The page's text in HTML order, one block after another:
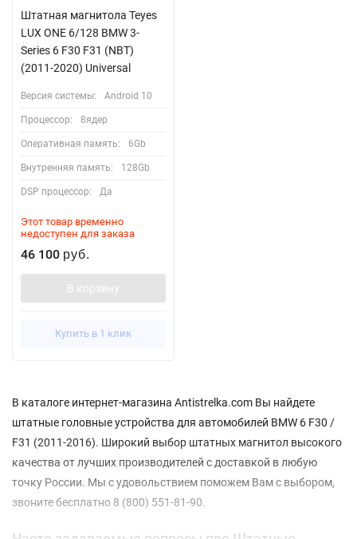
Штатная магнитола Teyes
LUX ONE 6/128 BMW 3-
Series 6 F30 F31 (NBT)
(2011-2020) Universal
Версия системы: Android 10
Процессор: 8ядер
Оперативная память: 6Gb
Внутренняя память: 128Gb
DSP процессор: Да
Этот товар временно
недоступен для заказа
46 100 руб.
В корзину
Купить в 1 клик
В каталоге интернет-магазина Antistrelka.com Вы найдете
штатные головные устройства для автомобилей BMW 6 F30 /
F31 (2011-2016). Широкий выбор штатных магнитол высокого
качества от лучших производителей с доставкой в любую
точку России. Мы с удовольствием поможем Вам с выбором,
звоните бесплатно 8 (800) 551-81-90.